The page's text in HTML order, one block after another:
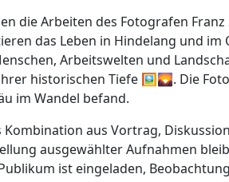
die Arbeiten des Fotografen Franz
das Leben in Hindelang und im
Arbeitswelten und
historischen Tiefe 🖼️🌄. Die
im Wandel befand.
Kombination aus Vortrag,
ausgewählter Aufnahmen
ist eingeladen,